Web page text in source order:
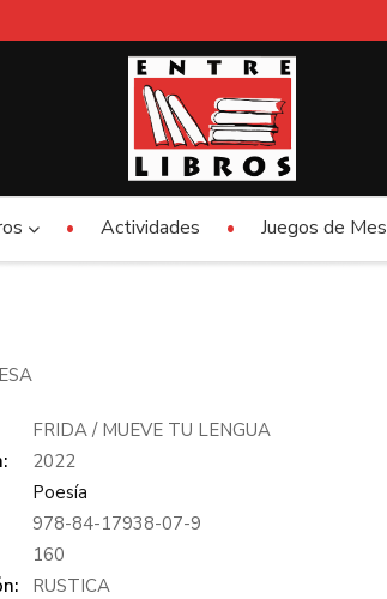
Actividades Juegos de
FRIDA / MUEVE TU LENGUA
2022
Poesía
978-84-17938-07-9
160
RUSTICA